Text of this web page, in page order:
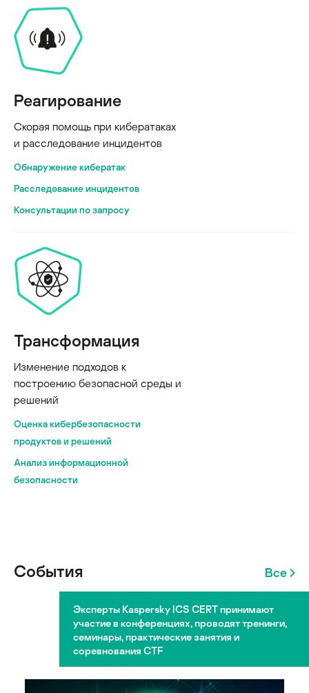
Реагирование
Скорая помощь при кибератаках
и расследование инцидентов
Обнаружение кибератак
Расследование инцидентов
Консультации по запросу
Трансформация
Изменение подходов к
построению безопасной среды и
решений
Оценка кибербезопасности
продуктов и решений
Анализ информационной
безопасности
События Все
Эксперты Kaspersky ICS CERT принимают
участие в конференциях, проводят тренинги,
семинары, практические занятия и
соревнования CTF